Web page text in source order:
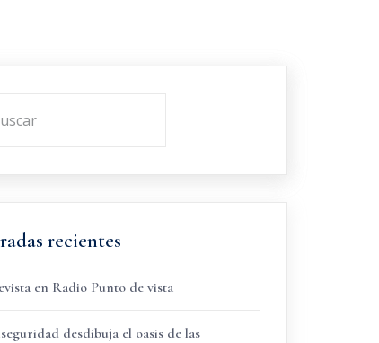
recientes
en Radio Punto de vista
desdibuja el oasis de las